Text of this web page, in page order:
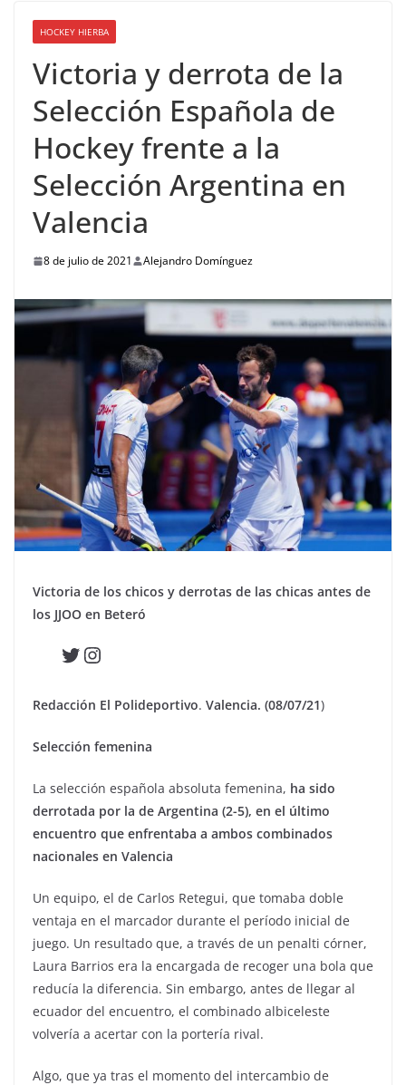
HOCKEY HIERBA
Victoria y derrota de la
Selección Española de
Hockey frente a la
Selección Argentina en
Valencia
8 de julio de 2021 Alejandro Domínguez
Victoria de los chicos y derrotas de las chicas antes de
los JJOO en Beteró
Twitter
Instagram
Redacción El Polideportivo. Valencia. (08/07/21)
Selección femenina
La selección española absoluta femenina, ha sido
derrotada por la de Argentina (2-5), en el último
encuentro que enfrentaba a ambos combinados
nacionales en Valencia
Un equipo, el de Carlos Retegui, que tomaba doble
ventaja en el marcador durante el período inicial de
juego. Un resultado que, a través de un penalti córner,
Laura Barrios era la encargada de recoger una bola que
reducía la diferencia. Sin embargo, antes de llegar al
ecuador del encuentro, el combinado albiceleste
volvería a acertar con la portería rival.
Algo, que ya tras el momento del intercambio de